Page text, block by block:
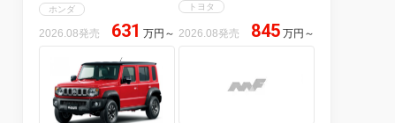
ホンダ
2026.08発売 631 万円 ～
トヨタ
2026.08発売 845 万円 ～